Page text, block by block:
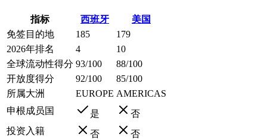
指标 西班牙
美国
免签目的地
185
179
2026年排名
4
10
全球流动性得分 93/100
88/100
开放度得分
92/100
85/100
所属大洲
EUROPE AMERICAS
申根成员国
是
否
投资入籍
否
否